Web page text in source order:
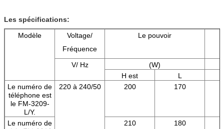
Les spécifications:
Modèle
Voltage/
Fréquence
Le pouvoir
V/ Hz
(W)
H est
L
Le numéro de
téléphone est
le FM-3209-
L/Y.
220 à 240/50 200 170
Le numéro de
210 180